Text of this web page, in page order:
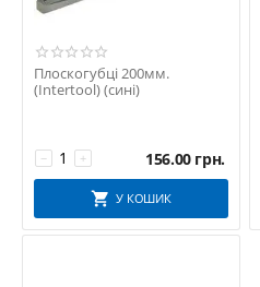
Плоскогубці 200мм.
(Intertool) (сині)
+
− 156.00 грн.
У КОШИК